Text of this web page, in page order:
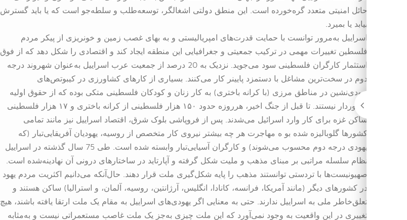
حائل امنیتی متعدد گره‌خورده است. این منطق دولتی اشغالگر، توسعه‌طلب و سلطه‌جو است که یا باید گسترش
بیابد یا بمیرد.
اسراییل به‌مرور توانست با حمایت قدرت‌های امپریالیستی و به بهای غصب زمین و خونریزی از پیکر مردم
فلسطین تغییرات مهمی در ترکیب جمعیتی و جغرافیایی این منطقه ایجاد کند و اقتصادی را شکل دهد که از فوق
استثمار کارگران فلسطینی سود می‌جوید. نزدیک به 20 درصد از جمعیت عرب اسراییل به‌عنوان شهروند درجه
دوم در سخت‌ترین مشاغل با دستمزد پایینر کار می‌کنند. بسیاری از کارهای کشاورزی در کیبوتص‌های
یهودی‌نشین در مناطق مرزی (با کرانه باختری) به کار زنان و کودکان فلسطینی متکی بوده که از حقوق اولیه
برخوردار نیستند. تا قبل از جنگ اخیر، هرروزه حدود ۱۵۰ هزار فلسطینی از کرانه باختری و ۱۷ هزار فلسطینی
ساکن غزه برای کار وارد اسرائیل می‌شدند. پس از فروپاشی بلوک شرق، اقتصاد اسراییل نیز مانند تمامی
کشورها گلوبالیزه شده بو ه مهاجرت هر چه بیشتر نیروی کار متخصص از روسیه، یهودیان آفریقایی‌تبار (که
یهودی درجه دوم محسوب می‌شوند) و کارگران آسیایی‌تبار وابسته شده است. طی 75 سال گذشته در اسراییل
نظام سلسله مراتبی بر مبنای مذهب و ملیت شکل گرفته و آپارتاید در ساختارهای درونی آن نهادینه‌شده است.
صهیونیست‌ها با تردستی توانستند مذهب را پایه شکل‌گیری ملت قرار دهند. حال‌آنکه می‌دانیم اکثریت مردم یهود
در کشورهای دیگر (مانند آمریکا، فرانسه، کانادا، انگلیس، آرژانتین، روسیه، آلمان، و استرالیا) ساکن هستند و
تعلق‌خاطر ملی به اسراییل ندارند. حتی به معنایی اگر یهودی‌های اسراییل به مقام یک ملت ارتقا یافته باشند، هیچ
تغییری در این واقعیت به وجود نمی‌آورد که این ملت چیزی به‌جز یک ملت غاصب مستعمراتی نیست و به‌مثابه